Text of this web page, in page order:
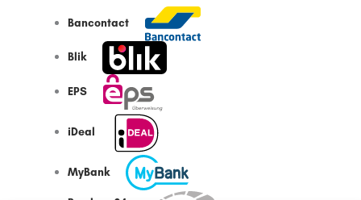
Bancontact
Blik
EPS
iDeal
MyBank